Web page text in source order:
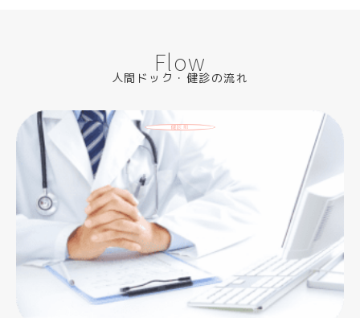
Flow
人間ドック・健診の流れ
健診前